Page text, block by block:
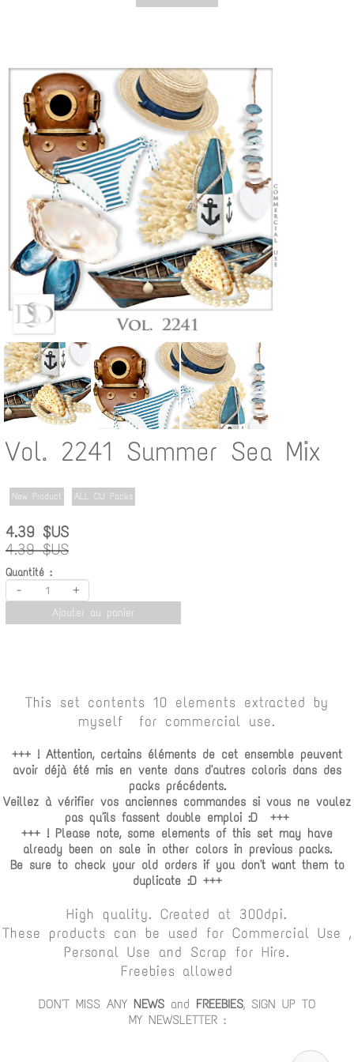
Vol. 2241 Summer Sea Mix
New Product ALL CU Packs
4.39 $US
4.39 $US
Quantité :
- +
Ajouter au panier
This set contents 10 elements extracted by
myself for commercial use.
+++ ! Attention, certains éléments de cet ensemble peuvent
avoir déjà été mis en vente dans d'autres coloris dans des
packs précédents.
Veillez à vérifier vos anciennes commandes si vous ne voulez
pas qu'ils fassent double emploi :D +++
+++ ! Please note, some elements of this set may have
already been on sale in other colors in previous packs.
Be sure to check your old orders if you don't want them to
duplicate :D +++
High quality. Created at 300dpi.
These products can be used for Commercial Use ,
Personal Use and Scrap for Hire.
Freebies allowed
DON'T MISS ANY NEWSand FREEBIES, SIGN UP TO
MY NEWSLETTER :